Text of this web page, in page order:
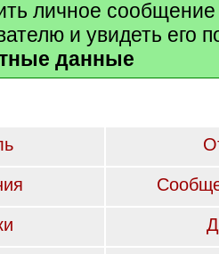
личное
и увидеть его
данные